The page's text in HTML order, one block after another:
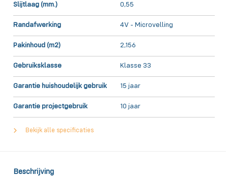
Slijtlaag (mm.) 0,55
Randafwerking 4V - Microvelling
Pakinhoud (m2) 2,156
Gebruiksklasse Klasse 33
Garantie huishoudelijk gebruik 15 jaar
Garantie projectgebruik 10 jaar
Bekijk alle specificaties
Beschrijving